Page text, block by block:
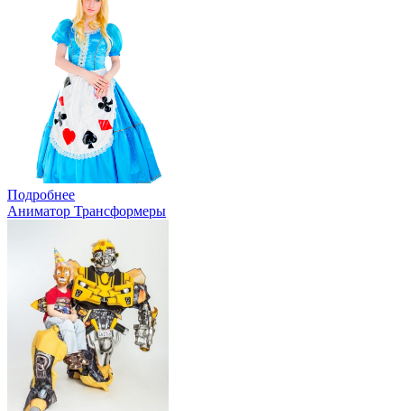
Подробнее
Аниматор Трансформеры